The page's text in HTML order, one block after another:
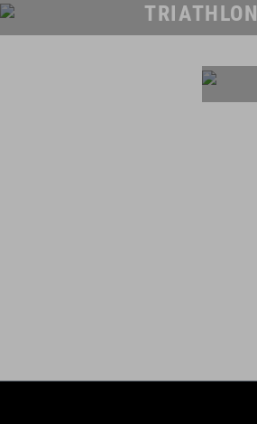
TRIATHLON